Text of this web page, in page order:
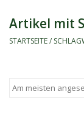
Camping/Outdoor
Artikel mit
STARTSEITE/